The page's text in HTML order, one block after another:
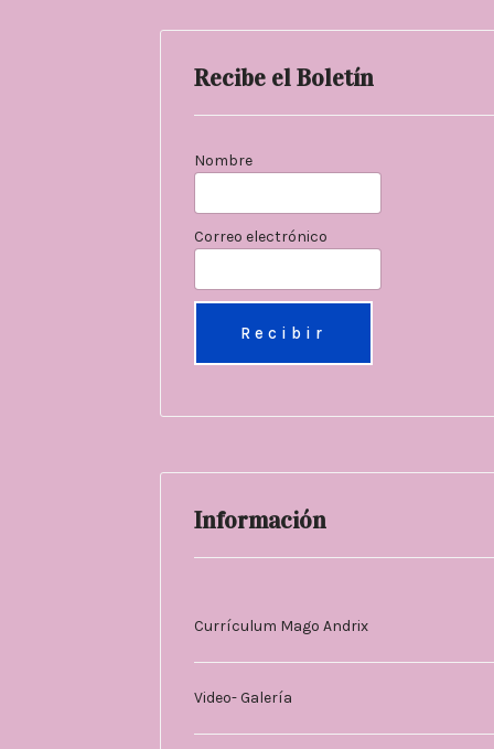
Recibe el Boletín
Nombre
Correo electrónico
Información
Currículum Mago Andrix
Video- Galería